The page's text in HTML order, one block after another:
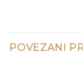
POVEZANI